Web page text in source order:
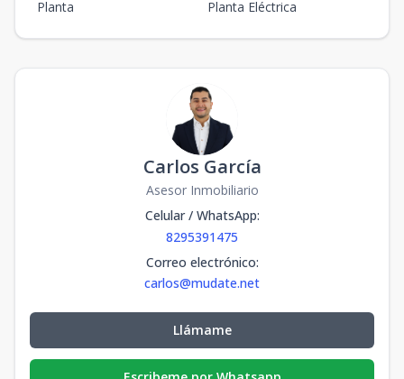
Planta
Planta Eléctrica
Carlos García
Asesor Inmobiliario
Celular / WhatsApp:
8295391475
Correo electrónico:
carlos@mudate.net
Llámame